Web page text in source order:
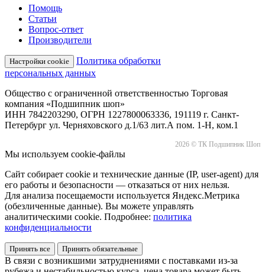
Помощь
Статьи
Вопрос-ответ
Производители
Настройки cookie
Политика обработки
персональных данных
Общество с ограниченной ответственностью Торговая
компания «Подшипник шоп»
ИНН 7842203290, ОГРН 1227800063336, 191119 г. Санкт-
Петербург ул. Черняховского д.1/63 лит.А пом. 1-Н, ком.1
2026 © ТК Подшипник Шоп
Мы используем cookie-файлы
Сайт собирает cookie и технические данные (IP, user-agent) для
его работы и безопасности — отказаться от них нельзя.
Для анализа посещаемости используется Яндекс.Метрика
(обезличенные данные). Вы можете управлять
аналитическими cookie. Подробнее: политика
конфиденциальности
Принять все Принять обязательные
В связи с возникшими затруднениями с поставками из-за